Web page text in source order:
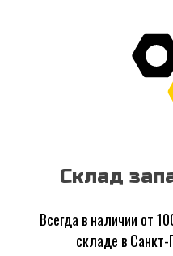
Склад
Всегда в наличии от
складе в Санкт-